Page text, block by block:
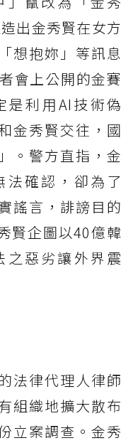
出金秀賢在女方
想抱妳」等訊息
會上公開的金賽
是利用AI技術偽
金秀賢交往，國
。警方直指，金
法確認，卻為了
謠言，誹謗目的
賢企圖以40億韓
之惡劣讓外界震
法律代理人律師
組織地擴大散布
立案調查。金秀